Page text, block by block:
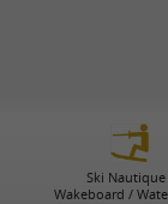
Ski
Wakeboard /